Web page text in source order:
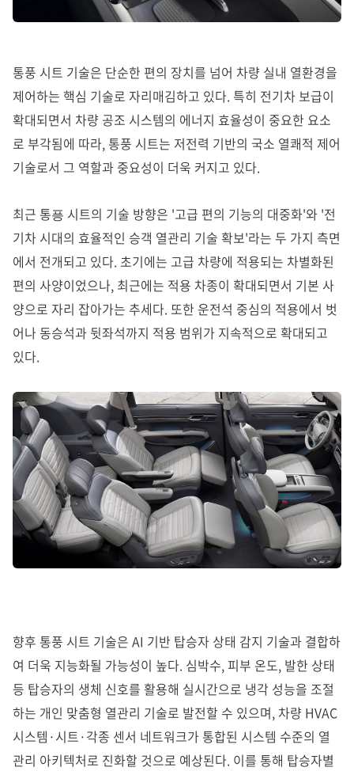
통풍 시트 기술은 단순한 편의 장치를 넘어 차량 실내 열환경을
제어하는 핵심 기술로 자리매김하고 있다. 특히 전기차 보급이
확대되면서 차량 공조 시스템의 에너지 효율성이 중요한 요소
로 부각됨에 따라, 통풍 시트는 저전력 기반의 국소 열쾌적 제어
기술로서 그 역할과 중요성이 더욱 커지고 있다.
최근 통픙 시트의 기술 방향은 '고급 편의 기능의 대중화'와 '전
기차 시대의 효율적인 승객 열관리 기술 확보'라는 두 가지 측면
에서 전개되고 있다. 초기에는 고급 차량에 적용되는 차별화된
편의 사양이었으나, 최근에는 적용 차종이 확대되면서 기본 사
양으로 자리 잡아가는 추세다. 또한 운전석 중심의 적용에서 벗
어나 동승석과 뒷좌석까지 적용 범위가 지속적으로 확대되고
있다.
향후 통풍 시트 기술은 AI 기반 탑승자 상태 감지 기술과 결합하
여 더욱 지능화될 가능성이 높다. 심박수, 피부 온도, 발한 상태
등 탑승자의 생체 신호를 활용해 실시간으로 냉각 성능을 조절
하는 개인 맞춤형 열관리 기술로 발전할 수 있으며, 차량 HVAC
시스템·시트·각종 센서 네트워크가 통합된 시스템 수준의 열
관리 아키텍처로 진화할 것으로 예상된다. 이를 통해 탑승자별